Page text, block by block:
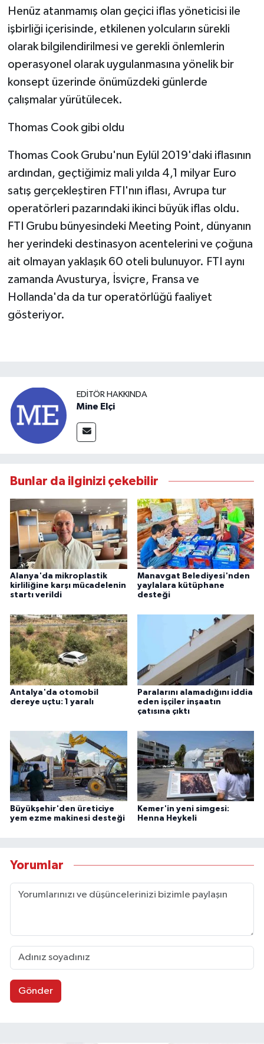
Henüz atanmamış olan geçici iflas yöneticisi ile
işbirliği içerisinde, etkilenen yolcuların sürekli
olarak bilgilendirilmesi ve gerekli önlemlerin
operasyonel olarak uygulanmasına yönelik bir
konsept üzerinde önümüzdeki günlerde
çalışmalar yürütülecek.
Thomas Cook gibi oldu
Thomas Cook Grubu'nun Eylül 2019'daki iflasının
ardından, geçtiğimiz mali yılda 4,1 milyar Euro
satış gerçekleştiren FTI'nın iflası, Avrupa tur
operatörleri pazarındaki ikinci büyük iflas oldu.
FTI Grubu bünyesindeki Meeting Point, dünyanın
her yerindeki destinasyon acentelerini ve çoğuna
ait olmayan yaklaşık 60 oteli bulunuyor. FTI aynı
zamanda Avusturya, İsviçre, Fransa ve
Hollanda'da da tur operatörlüğü faaliyet
gösteriyor.
EDITÖR HAKKINDA
Mine Elçi
Bunlar da ilginizi çekebilir
Alanya'da mikroplastik
kirliliğine karşı mücadelenin
startı verildi
Manavgat Belediyesi'nden
yaylalara kütüphane
desteği
Antalya'da otomobil
dereye uçtu: 1 yaralı
Paralarını alamadığını iddia
eden işçiler inşaatın
çatısına çıktı
Büyükşehir'den üreticiye
yem ezme makinesi desteği
Kemer'in yeni simgesi:
Henna Heykeli
Yorumlar
Gönder